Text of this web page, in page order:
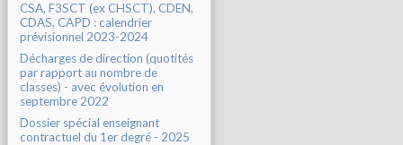
CSA, F3SCT (ex CHSCT), CDEN,
CDAS, CAPD : calendrier
prévisionnel 2023-2024
Décharges de direction (quotités
par rapport au nombre de
classes) - avec évolution en
septembre 2022
Dossier spécial enseignant
contractuel du 1er degré - 2025